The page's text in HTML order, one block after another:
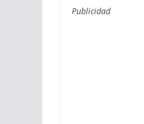
Publicidad